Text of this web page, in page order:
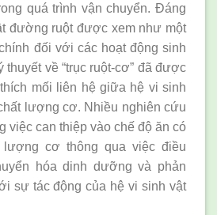
quá trình vận chuyển. Đáng
đường ruột được xem như một
đối với các hoạt động sinh
thuyết về “trục ruột-cơ” đã được
mối liên hệ giữa hệ vi sinh
lượng cơ. Nhiều nghiên cứu
việc can thiệp vào chế độ ăn có
cơ thông qua việc điều
hóa dinh dưỡng và phản
sự tác động của hệ vi sinh vật